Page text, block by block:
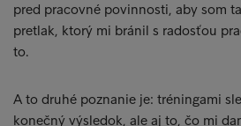
pred pracovné povinnosti, aby som
pretlak, ktorý mi bránil s radosťou
to.
A to druhé poznanie je: tréningami
konečný výsledok, ale aj to, čo mi